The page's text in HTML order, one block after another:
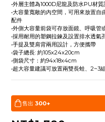
•外層主體為1000D尼龍及防水PU材
•大容量寬敞的內空間，可用來放置
配件
•外側大容量前袋可存放面鏡、呼吸管
•採用耐用的塑鋼拉鍊及設置排水透氣
•手提及雙肩背兩用設計，方便攜帶
•袋子總長: 約105x24x20cm
•側袋尺寸：約94x18x4cm
•超大容量建議可放置兩雙長蛙、2~3
售出 300+